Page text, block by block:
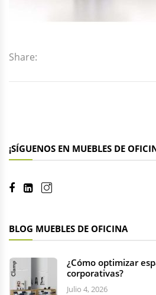
Share:
¡SÍGUENOS EN MUEBLES DE
BLOG MUEBLES DE OFICINA
¿Cómo optimizar
corporativas?
Julio 4, 2026